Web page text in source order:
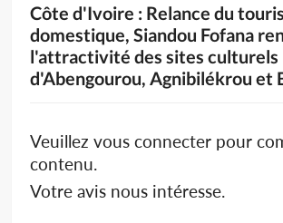
Côte d'Ivoire : Relance du
domestique, Siandou Fofana
l'attractivité des sites culturels
d'Abengourou, Agnibilékrou et
Veuillez vous connecter pour
contenu.
Votre avis nous intéresse.